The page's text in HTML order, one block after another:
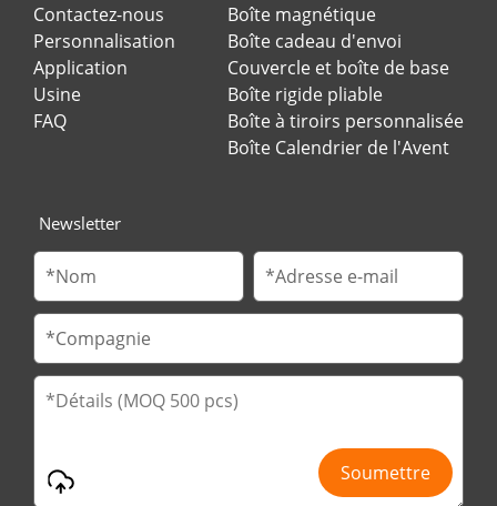
Contactez-nous
Personnalisation
Application
Usine
FAQ
Boîte magnétique
Boîte cadeau d'envoi
Couvercle et boîte de base
Boîte rigide pliable
Boîte à tiroirs personnalisée
Boîte Calendrier de l'Avent
Newsletter